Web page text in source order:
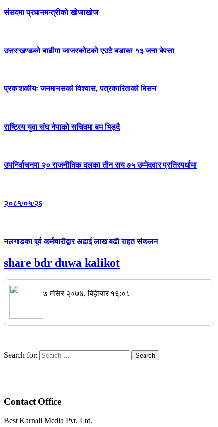
संसदमा प्रधानमन्त्रीको खोजाखोज
उत्तराखण्डको बाढीमा जाजरकोटको एउटै वडाका १३ जना बेपत्ता
प्रकाशकीयः जनमानसको विश्वास, पत्रकारिताको मिसन
राष्ट्रिय युवा संघ नेपाको सचिवमा बम भिड्दै
उपनिर्वाचनमा २० राजनीतिक दलका तीन सय ७५ उम्मेदवार प्रतिस्पर्धामा
२०८१/०५/२६
नलगाडका पूर्व कर्मचारीद्वार अढाई लाख बढी राहत संकलन
share bdr duwa kalikot
७ मंसिर २०७४, बिहीबार १६:०८
Search for:
Contact Office
Best Karnali Media Pvt. Ltd.